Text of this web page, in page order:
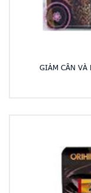
GIẢM CÂN VÀ